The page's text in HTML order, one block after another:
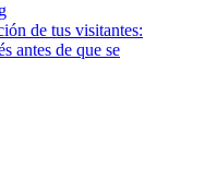
de tus visitantes:
antes de que se